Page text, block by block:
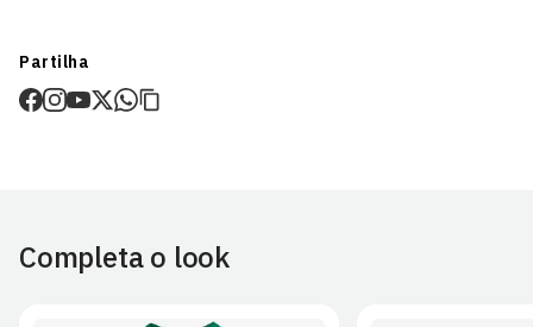
Prazo estimado de entrega varia consoante o destino e método
de envio.
Artigos personalizados não podem ser devolvidos.
Partilha
Completa o look